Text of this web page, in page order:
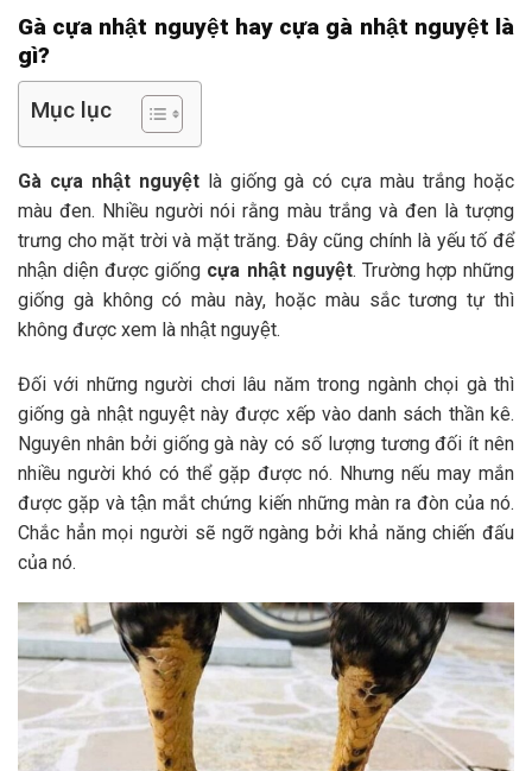
Gà cựa nhật nguyệt hay cựa gà nhật nguyệt là
gì?
Mục lục
Gà cựa nhật nguyệtlà giống gà có cựa màu trắng hoặc
màu đen. Nhiều người nói rằng màu trắng và đen là tượng
trưng cho mặt trời và mặt trăng. Đây cũng chính là yếu tố để
nhận diện được giống cựa nhật nguyệt. Trường hợp những
giống gà không có màu này, hoặc màu sắc tương tự thì
không được xem là nhật nguyệt.
Đối với những người chơi lâu năm trong ngành chọi gà thì
giống gà nhật nguyệt này được xếp vào danh sách thần kê.
Nguyên nhân bởi giống gà này có số lượng tương đối ít nên
nhiều người khó có thể gặp được nó. Nhưng nếu may mắn
được gặp và tận mắt chứng kiến những màn ra đòn của nó.
Chắc hẳn mọi người sẽ ngỡ ngàng bởi khả năng chiến đấu
của nó.